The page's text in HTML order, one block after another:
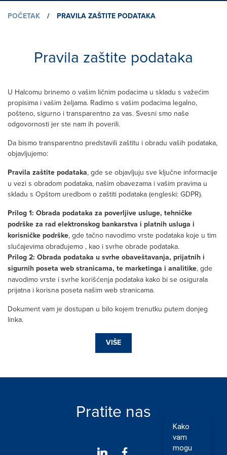
POČETAK / PRAVILA ZAŠTITE PODATAKA
Pravila zaštite podataka
U Halcomu brinemo o vašim ličnim podacima u skladu s važećim
propisima i vašim željama. Radimo s vašim podacima legalno,
pošteno, sigurno i transparentno za vas. Svesni smo naše
odgovornosti jer ste nam ih poverili.
Da bismo transparentno predstavili zaštitu i obradu vaših podataka,
objavljujemo:
Pravila zaštite podataka, gde se objavljuju sve ključne informacije
u vezi s obradom podataka, našim obavezama i vašim pravima u
skladu s Opštom uredbom o zaštiti podataka (engleski: GDPR).
Prilog 1: Obrada podataka za poverljive usluge, tehničke
podrške za rad elektronskog bankarstva i platnih usluga i
korisničke podrške, gde tačno navodimo vrste podataka koje u tim
slučajevima obrađujemo , kao i svrhe obrade podataka.
Prilog 2: Obrada podataka u svrhe obaveštavanja, prijatnih i
sigurnih poseta web stranicama, te marketinga i analitike, gde
navodimo vrste i svrhe korišćenja podataka kako bi se osigurala
prijatna i korisna poseta našim web stranicama.
Dokument vam je dostupan u bilo kojem trenutku putem donjeg
linka.
VIŠE
Pratite nas
Kako
vam
mogu